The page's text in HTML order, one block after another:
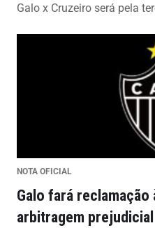
Galo x Cruzeiro será pela
NOTA OFICIAL
Galo fará reclamação
arbitragem prejudicial